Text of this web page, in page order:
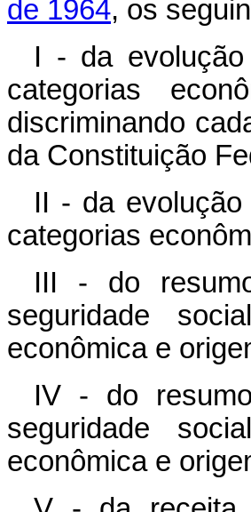
de 1964, os
I - da
categorias
discriminando
da Constituição
II - da
categorias
III - do
seguridade
econômica e
IV - do
seguridade
econômica e